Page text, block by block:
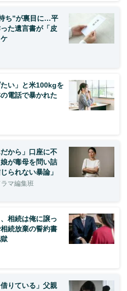
ち”が裏目に…平
た遺言書が「皮
たい」と米100kgを
電話で暴かれた
から」口座に不
が毒母を問い詰
られない暴論」
マ編集班
相続は俺に譲っ
続放棄の誓約書
りている」父親